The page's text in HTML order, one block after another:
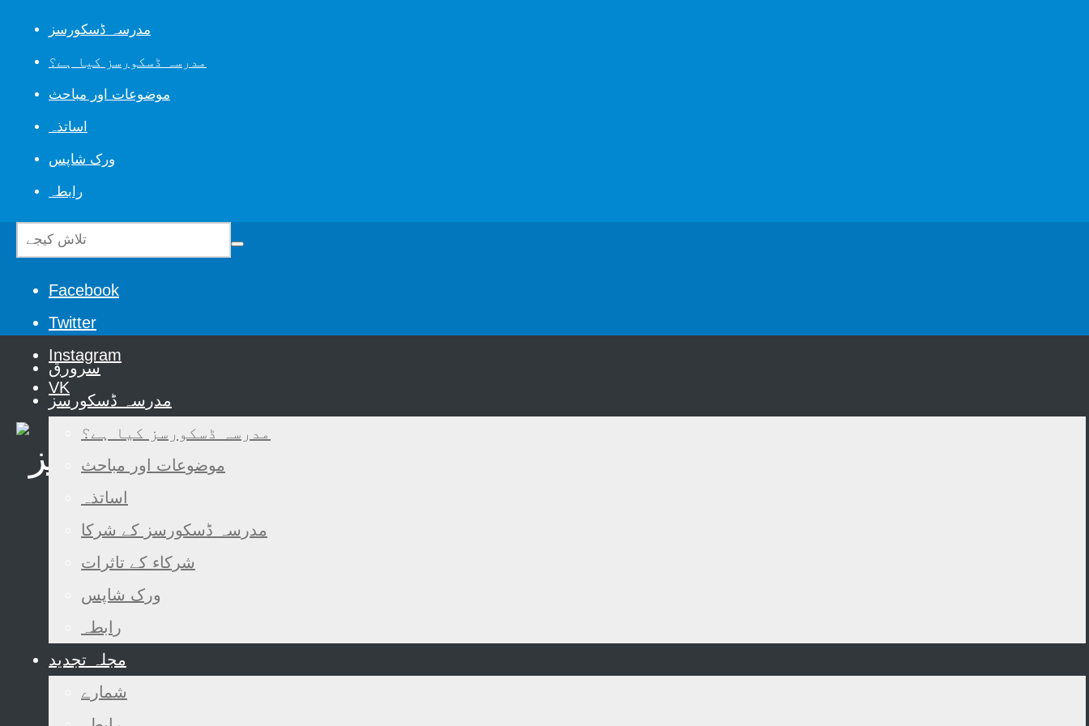
مدرسہ ڈسکورسز
مدرسہ ڈسکورسز کیا ہے؟
موضوعات اور مباحث
اساتذہ
ورک شاپس
رابطہ
Facebook
Twitter
Instagram
VK
سرورق
مدرسہ ڈسکورسز
مدرسہ ڈسکورسز کیا ہے؟
موضوعات اور مباحث
اساتذہ
مدرسہ ڈسکورسز کے شرکا
شرکاء کے تاثرات
ورک شاپس
رابطہ
مجلہ تجدید
شمارے